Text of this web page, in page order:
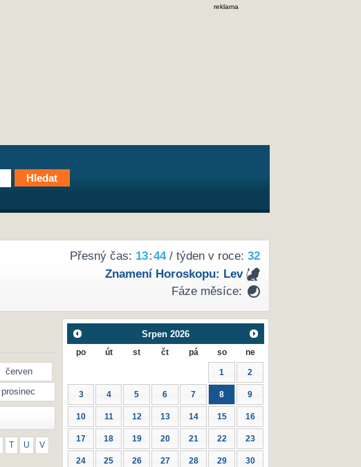
reklama
Přesný čas: 13:44/ týden v roce: 32
Znamení Horoskopu: Lev
Fáze měsíce:
červen
prosinec
T U V
Srpen 2026
po út st čt pá so ne
1 2
3 4 5 6 7 8 9
10 11 12 13 14 15 16
17 18 19 20 21 22 23
24 25 26 27 28 29 30